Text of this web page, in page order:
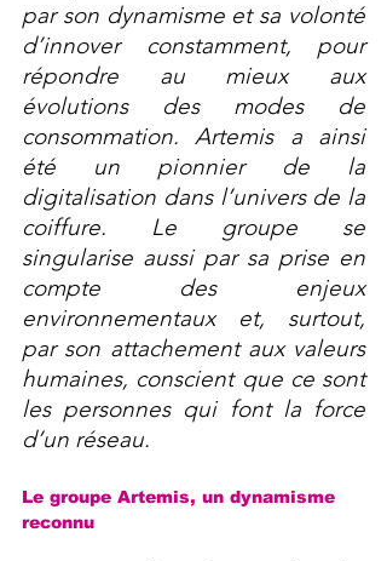
par son dynamisme et sa volonté
d’innover constamment, pour
répondre au mieux aux
évolutions des modes de
consommation. Artemis a ainsi
été un pionnier de la
digitalisation dans l’univers de la
coiffure. Le groupe se
singularise aussi par sa prise en
compte des enjeux
environnementaux et, surtout,
par son attachement aux valeurs
humaines, conscient que ce sont
les personnes qui font la force
d’un réseau.
Le groupe Artemis, un dynamisme
reconnu